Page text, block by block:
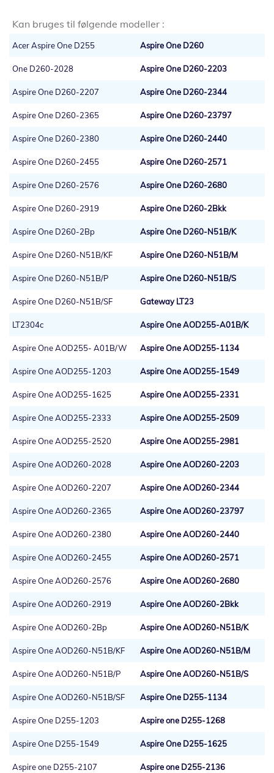
Kan bruges til følgende modeller :
Acer Aspire One D255 Aspire One D260
One D260-2028 Aspire One D260-2203
Aspire One D260-2207 Aspire One D260-2344
Aspire One D260-2365 Aspire One D260-23797
Aspire One D260-2380 Aspire One D260-2440
Aspire One D260-2455 Aspire One D260-2571
Aspire One D260-2576 Aspire One D260-2680
Aspire One D260-2919 Aspire One D260-2Bkk
Aspire One D260-2Bp Aspire One D260-N51B/K
Aspire One D260-N51B/KF Aspire One D260-N51B/M
Aspire One D260-N51B/P Aspire One D260-N51B/S
Aspire One D260-N51B/SF Gateway LT23
LT2304c Aspire One AOD255-A01B/K
Aspire One AOD255- A01B/W Aspire One AOD255-1134
Aspire One AOD255-1203 Aspire One AOD255-1549
Aspire One AOD255-1625 Aspire One AOD255-2331
Aspire One AOD255-2333 Aspire One AOD255-2509
Aspire One AOD255-2520 Aspire One AOD255-2981
Aspire One AOD260-2028 Aspire One AOD260-2203
Aspire One AOD260-2207 Aspire One AOD260-2344
Aspire One AOD260-2365 Aspire One AOD260-23797
Aspire One AOD260-2380 Aspire One AOD260-2440
Aspire One AOD260-2455 Aspire One AOD260-2571
Aspire One AOD260-2576 Aspire One AOD260-2680
Aspire One AOD260-2919 Aspire One AOD260-2Bkk
Aspire One AOD260-2Bp Aspire One AOD260-N51B/K
Aspire One AOD260-N51B/KF Aspire One AOD260-N51B/M
Aspire One AOD260-N51B/P Aspire One AOD260-N51B/S
Aspire One AOD260-N51B/SF Aspire One D255-1134
Aspire One D255-1203 Aspire one D255-1268
Aspire One D255-1549 Aspire One D255-1625
Aspire one D255-2107 Aspire one D255-2136